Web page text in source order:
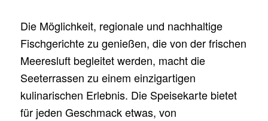
Die Möglichkeit, regionale und nachhaltige
Fischgerichte zu genießen, die von der frischen
Meeresluft begleitet werden, macht die
Seeterrassen zu einem einzigartigen
kulinarischen Erlebnis. Die Speisekarte bietet
für jeden Geschmack etwas, von